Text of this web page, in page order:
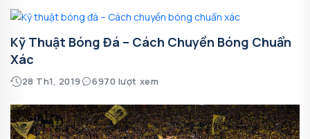
Kỹ Thuật Bóng Đá – Cách Chuyền Bóng Chuẩn
Xác
28 Th1, 2019 6970 lượt xem